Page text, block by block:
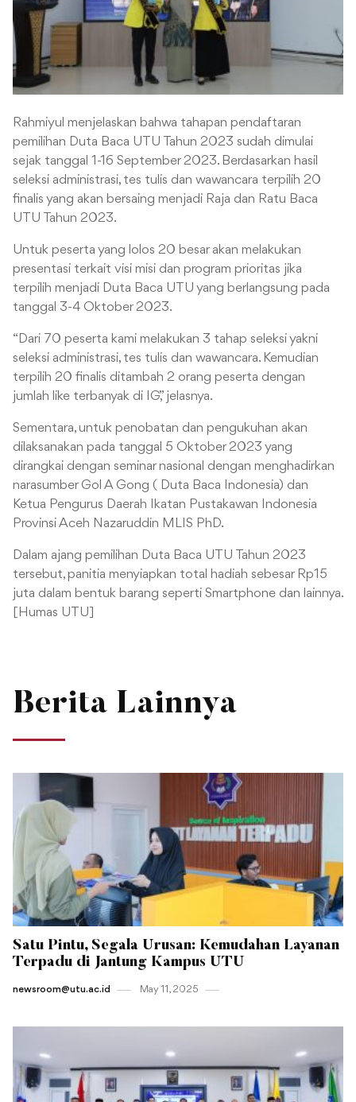
Rahmiyul menjelaskan bahwa tahapan pendaftaran
pemilihan Duta Baca UTU Tahun 2023 sudah dimulai
sejak tanggal 1-16 September 2023. Berdasarkan hasil
seleksi administrasi, tes tulis dan wawancara terpilih 20
finalis yang akan bersaing menjadi Raja dan Ratu Baca
UTU Tahun 2023.
Untuk peserta yang lolos 20 besar akan melakukan
presentasi terkait visi misi dan program prioritas jika
terpilih menjadi Duta Baca UTU yang berlangsung pada
tanggal 3-4 Oktober 2023.
“Dari 70 peserta kami melakukan 3 tahap seleksi yakni
seleksi administrasi, tes tulis dan wawancara. Kemudian
terpilih 20 finalis ditambah 2 orang peserta dengan
jumlah like terbanyak di IG,” jelasnya.
Sementara, untuk penobatan dan pengukuhan akan
dilaksanakan pada tanggal 5 Oktober 2023 yang
dirangkai dengan seminar nasional dengan menghadirkan
narasumber Gol A Gong ( Duta Baca Indonesia) dan
Ketua Pengurus Daerah Ikatan Pustakawan Indonesia
Provinsi Aceh Nazaruddin MLIS PhD.
Dalam ajang pemilihan Duta Baca UTU Tahun 2023
tersebut, panitia menyiapkan total hadiah sebesar Rp15
juta dalam bentuk barang seperti Smartphone dan lainnya.
[Humas UTU]
Berita Lainnya
Satu Pintu, Segala Urusan: Kemudahan Layanan
Terpadu di Jantung Kampus UTU
newsroom@utu.ac.id May 11 , 2025